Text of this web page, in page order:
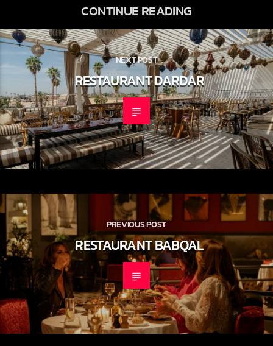
CONTINUE READING
NEXT POST
RESTAURANT DARDAR
PREVIOUS POST
RESTAURANT BABQAL